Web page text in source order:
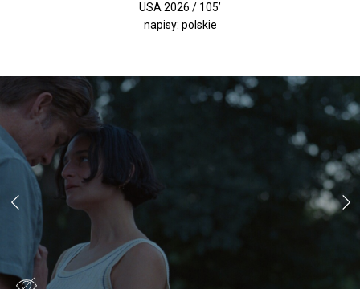
USA 2026 / 105’
napisy: polskie